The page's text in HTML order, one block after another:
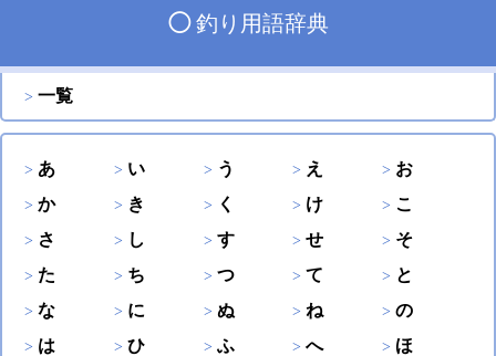
◯釣り用語辞典
一覧
あ い う え
お
か
き く け
こ
さ
し す せ
そ
た
ち つ て
と
な
に ぬ ね
の
は
ひ ふ へ
ほ